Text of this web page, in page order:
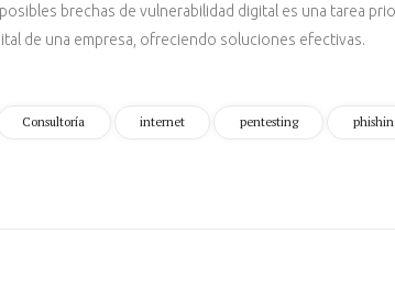
brechas de vulnerabilidad digital es una tarea
de una empresa, ofreciendo soluciones efectivas.
Consultoría internet pentesting